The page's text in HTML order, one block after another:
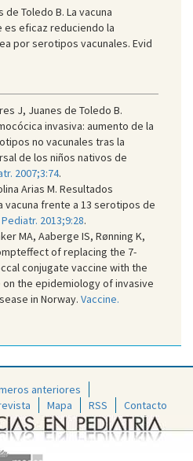
de Toledo B. La vacuna
es eficaz reduciendo la
por serotipos vacunales. Evid
J, Juanes de Toledo B.
invasiva: aumento de la
no vacunales tras la
de los niños nativos de
2007;3:74.
Arias M. Resultados
vacuna frente a 13 serotipos de
2013;9:28.
MA, Aaberge IS, Rønning K,
of replacing the 7-
conjugate vaccine with the
on the epidemiology of invasive
in Norway. Vaccine.
anteriores
Mapa RSS Contacto